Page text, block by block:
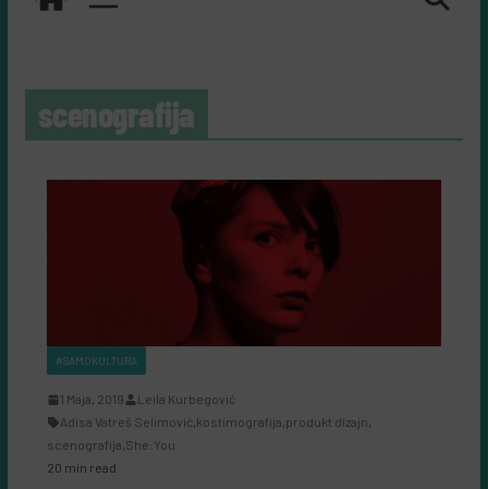
scenografija
#SAMOKULTURA
1 Maja, 2019
Leila Kurbegović
Adisa Vatreš Selimović,kostimografija,produkt dizajn,
scenografija,She:You
20 min read